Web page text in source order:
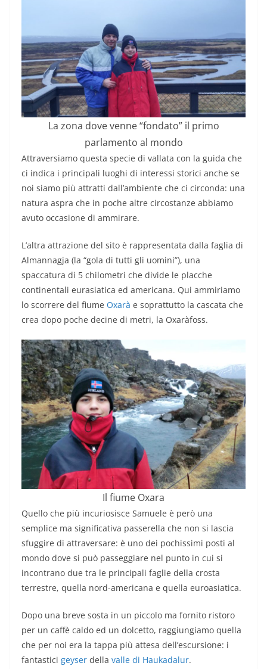
La zona dove venne “fondato” il primo
parlamento al mondo
Attraversiamo questa specie di vallata con la guida che
ci indica i principali luoghi di interessi storici anche se
noi siamo più attratti dall’ambiente che ci circonda: una
natura aspra che in poche altre circostanze abbiamo
avuto occasione di ammirare.
L’altra attrazione del sito è rappresentata dalla faglia di
Almannagja (la “gola di tutti gli uomini”), una
spaccatura di 5 chilometri che divide le placche
continentali eurasiatica ed americana. Qui ammiriamo
lo scorrere del fiume Oxarà e soprattutto la cascata che
crea dopo poche decine di metri, la Oxaràfoss.
Il fiume Oxara
Quello che più incuriosisce Samuele è però una
semplice ma significativa passerella che non si lascia
sfuggire di attraversare: è uno dei pochissimi posti al
mondo dove si può passeggiare nel punto in cui si
incontrano due tra le principali faglie della crosta
terrestre, quella nord-americana e quella euroasiatica.
Dopo una breve sosta in un piccolo ma fornito ristoro
per un caffè caldo ed un dolcetto, raggiungiamo quella
che per noi era la tappa più attesa dell’escursione: i
fantastici geyser della valle di Haukadalur.